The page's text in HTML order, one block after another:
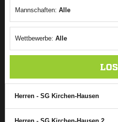
Mannschaften: Alle
Wettbewerbe: Alle
LOS
Herren - SG Kirchen-Hausen